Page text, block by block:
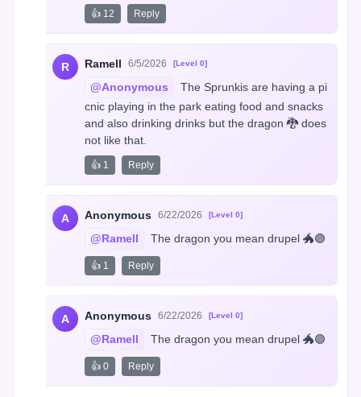
👍 12 Reply
R Ramell 6/5/2026 [Level 0]
@Anonymous
The Sprunkis are having a pi
cnic playing in the park eating food and snacks
and also drinking drinks but the dragon 🐉 does
not like that.
👍 1 Reply
A Anonymous 6/22/2026 [Level 0]
@Ramell The dragon you mean drupel 🐲🟣
👍 1 Reply
A Anonymous 6/22/2026 [Level 0]
@Ramell The dragon you mean drupel 🐲🟣
👍 0 Reply